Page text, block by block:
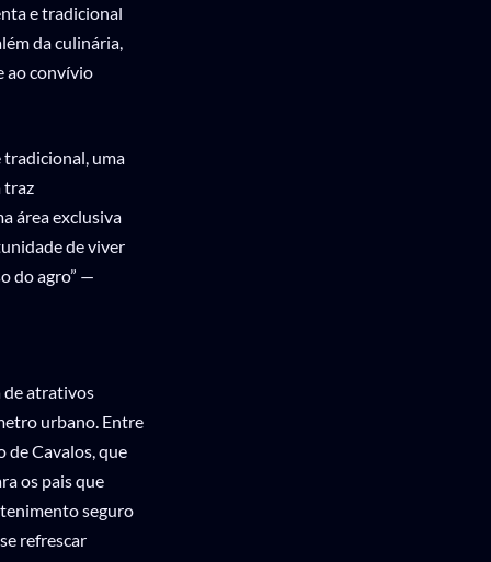
e tradicional
da culinária,
ao convívio
tradicional, uma
traz
área exclusiva
de viver
do agro” —
de atrativos
urbano. Entre
de Cavalos, que
os pais que
seguro
refrescar